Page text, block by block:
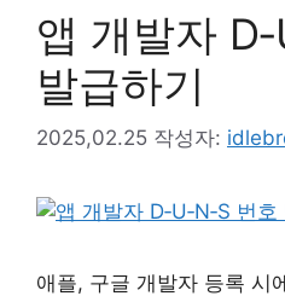
앱 개발자
발급하기
2025,02.25 작성자:
애플, 구글 개발자 등록 시